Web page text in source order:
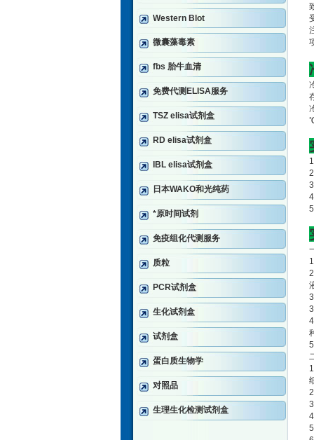
Western Blot
微囊藻毒素
fbs 胎牛血清
免费代测ELISA服务
TSZ elisa试剂盒
RD elisa试剂盒
IBL elisa试剂盒
日本WAKO和光纯药
*原时间试剂
免疫组化代测服务
质粒
PCR试剂盒
生化试剂盒
试剂盒
蛋白质生物学
对照品
生理生化检测试剂盒